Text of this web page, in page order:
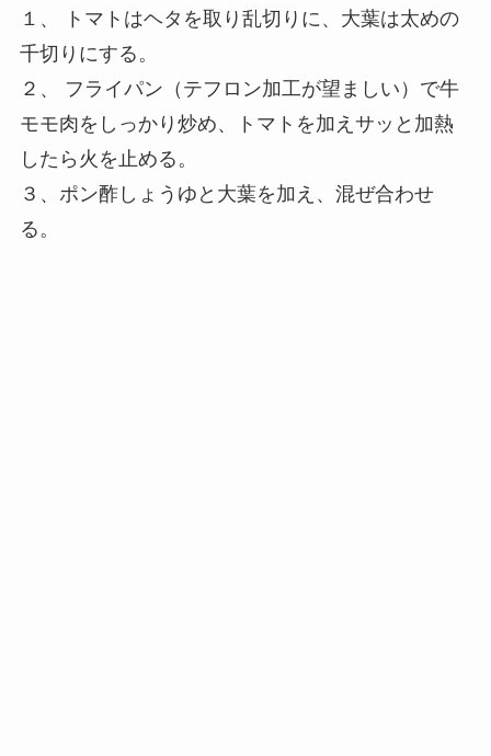
１、 トマトはヘタを取り乱切りに、大葉は太めの
千切りにする。
２、 フライパン（テフロン加工が望ましい）で牛
モモ肉をしっかり炒め、トマトを加えサッと加熱
したら火を止める。
３、ポン酢しょうゆと大葉を加え、混ぜ合わせ
る。